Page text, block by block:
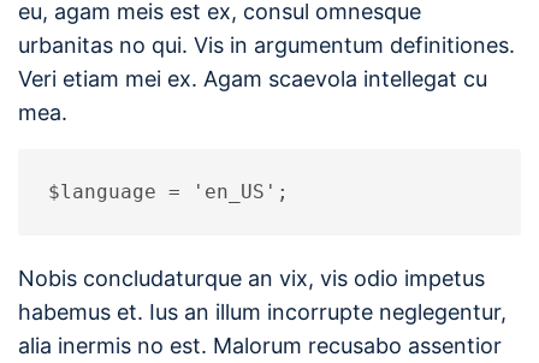
eu, agam meis est ex, consul omnesque
urbanitas no qui. Vis in argumentum definitiones.
Veri etiam mei ex. Agam scaevola intellegat cu
mea.
$language = 'en_US';
Nobis concludaturque an vix, vis odio impetus
habemus et. Ius an illum incorrupte neglegentur,
alia inermis no est. Malorum recusabo assentior